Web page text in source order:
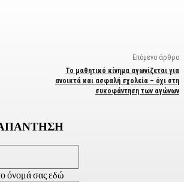
Επόμενο άρθρο
Το μαθητικό κίνημα αγωνίζεται για
ανοικτά και ασφαλή σχολεία – όχι στη
συκοφάντηση των αγώνων
όνομά σας εδώ